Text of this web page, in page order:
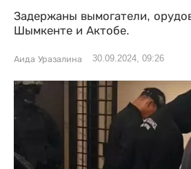
Задержаны вымогатели,
Шымкенте и Актобе.
Аида Уразалина 30.09.2024, 09:26